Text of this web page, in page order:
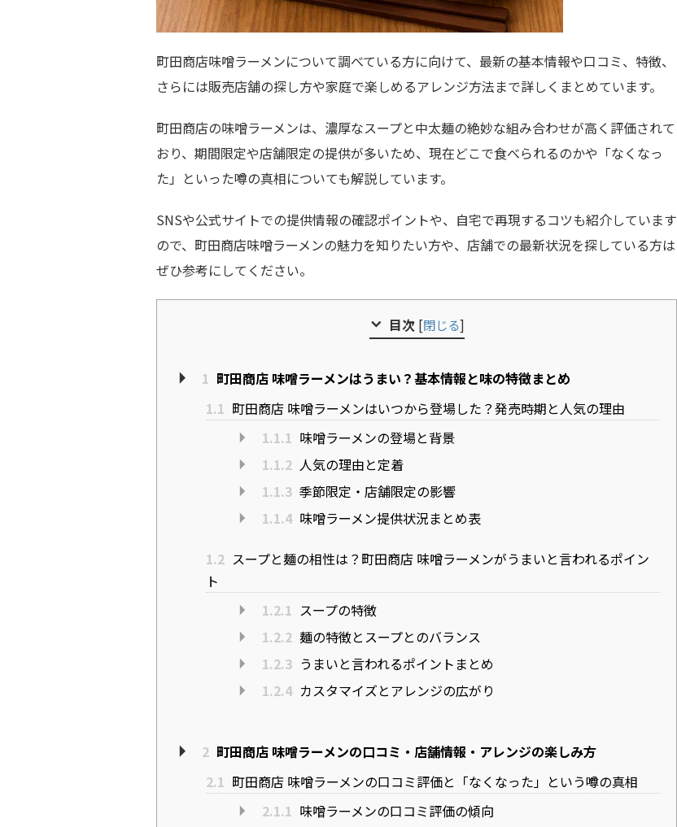
町田商店味噌ラーメンについて調べている方に向けて、最新の基本情報や口コミ、特徴、
さらには販売店舗の探し方や家庭で楽しめるアレンジ方法まで詳しくまとめています。
町田商店の味噌ラーメンは、濃厚なスープと中太麺の絶妙な組み合わせが高く評価されて
おり、期間限定や店舗限定の提供が多いため、現在どこで食べられるのかや「なくなっ
た」といった噂の真相についても解説しています。
SNSや公式サイトでの提供情報の確認ポイントや、自宅で再現するコツも紹介しています
ので、町田商店味噌ラーメンの魅力を知りたい方や、店舗での最新状況を探している方は
ぜひ参考にしてください。
目次 [閉じる]
1 町田商店 味噌ラーメンはうまい？基本情報と味の特徴まとめ
1.1 町田商店 味噌ラーメンはいつから登場した？発売時期と人気の理由
1.1.1 味噌ラーメンの登場と背景
1.1.2 人気の理由と定着
1.1.3 季節限定・店舗限定の影響
1.1.4 味噌ラーメン提供状況まとめ表
1.2 スープと麺の相性は？町田商店 味噌ラーメンがうまいと言われるポイン
ト
1.2.1 スープの特徴
1.2.2 麺の特徴とスープとのバランス
1.2.3 うまいと言われるポイントまとめ
1.2.4 カスタマイズとアレンジの広がり
2 町田商店 味噌ラーメンの口コミ・店舗情報・アレンジの楽しみ方
2.1 町田商店 味噌ラーメンの口コミ評価と「なくなった」という噂の真相
2.1.1 味噌ラーメンの口コミ評価の傾向